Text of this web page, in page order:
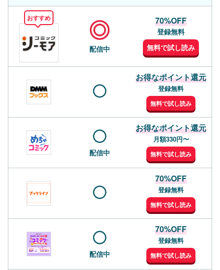
おすすめ
配信中
70%OFF
登録無料
無料で試し読み
お得なポイント還元
登録無料
無料で試し読み
配信中
お得なポイント還元
月額330円〜
無料で試し読み
70%OFF
登録無料
無料で試し読み
配信中
70%OFF
登録無料
無料で試し読み